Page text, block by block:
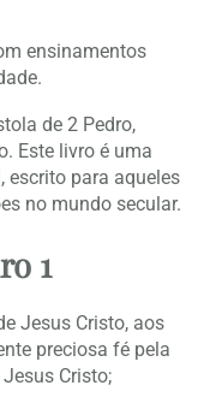
ensinamentos
de 2 Pedro,
Este livro é uma
escrito para aqueles
no mundo secular.
1
Jesus Cristo, aos
preciosa fé pela
Cristo;